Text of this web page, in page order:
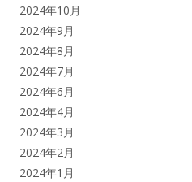
2024年10月
2024年9月
2024年8月
2024年7月
2024年6月
2024年4月
2024年3月
2024年2月
2024年1月